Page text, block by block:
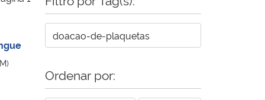
Ordenar por: